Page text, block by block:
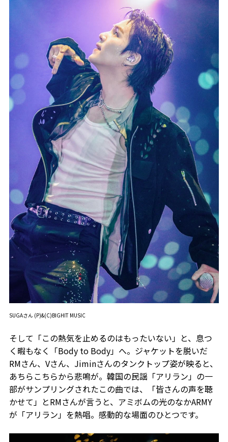
SUGAさん (P)&(C)BIGHIT MUSIC
そして「この熱気を止めるのはもったいない」と、息つ
く暇もなく「Body to Body」へ。ジャケットを脱いだ
RMさん、Vさん、Jiminさんのタンクトップ姿が映ると、
あちらこちらから悲鳴が。韓国の民謡「アリラン」の一
部がサンプリングされたこの曲では、「皆さんの声を聴
かせて」とRMさんが言うと、アミボムの光のなかARMY
が「アリラン」を熱唱。感動的な場面のひとつです。